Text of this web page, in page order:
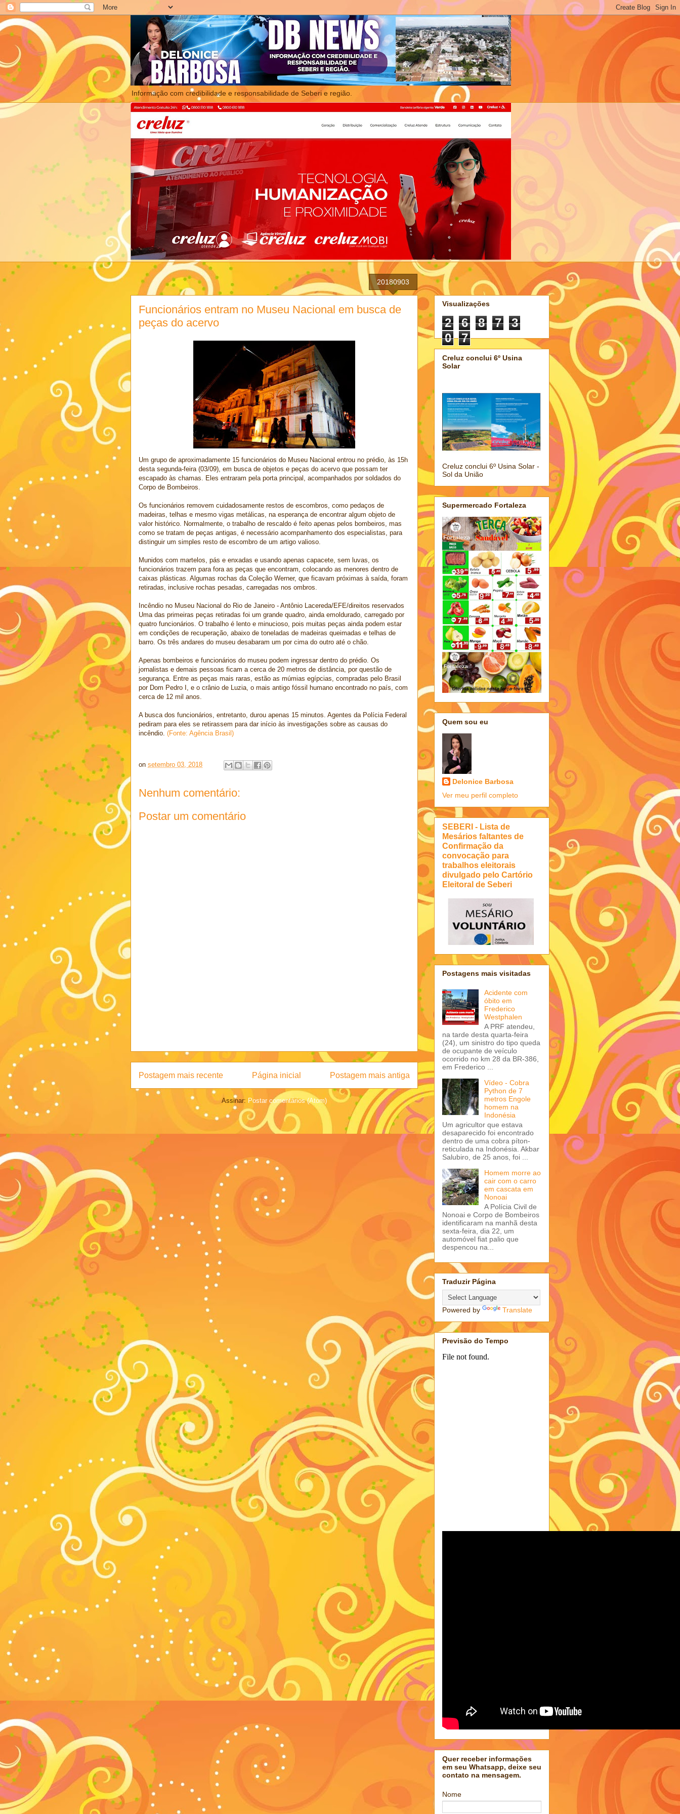
Informação com credibilidade e responsabilidade de Seberi e região.
20180903
Funcionários entram no Museu Nacional em busca de
peças do acervo
Um grupo de aproximadamente 15 funcionários do Museu Nacional entrou no prédio, às 15h
desta segunda-feira (03/09), em busca de objetos e peças do acervo que possam ter
escapado às chamas. Eles entraram pela porta principal, acompanhados por soldados do
Corpo de Bombeiros.
Os funcionários removem cuidadosamente restos de escombros, como pedaços de
madeiras, telhas e mesmo vigas metálicas, na esperança de encontrar algum objeto de
valor histórico. Normalmente, o trabalho de rescaldo é feito apenas pelos bombeiros, mas
como se tratam de peças antigas, é necessário acompanhamento dos especialistas, para
distinguir um simples resto de escombro de um artigo valioso.
Munidos com martelos, pás e enxadas e usando apenas capacete, sem luvas, os
funcionários trazem para fora as peças que encontram, colocando as menores dentro de
caixas plásticas. Algumas rochas da Coleção Werner, que ficavam próximas à saída, foram
retiradas, inclusive rochas pesadas, carregadas nos ombros.
Incêndio no Museu Nacional do Rio de Janeiro - Antônio Lacereda/EFE/direitos reservados
Uma das primeiras peças retiradas foi um grande quadro, ainda emoldurado, carregado por
quatro funcionários. O trabalho é lento e minucioso, pois muitas peças ainda podem estar
em condições de recuperação, abaixo de toneladas de madeiras queimadas e telhas de
barro. Os três andares do museu desabaram um por cima do outro até o chão.
Apenas bombeiros e funcionários do museu podem ingressar dentro do prédio. Os
jornalistas e demais pessoas ficam a cerca de 20 metros de distância, por questão de
segurança. Entre as peças mais raras, estão as múmias egípcias, compradas pelo Brasil
por Dom Pedro I, e o crânio de Luzia, o mais antigo fóssil humano encontrado no país, com
cerca de 12 mil anos.
A busca dos funcionários, entretanto, durou apenas 15 minutos. Agentes da Polícia Federal
pediram para eles se retirassem para dar início às investigações sobre as causas do
incêndio. (Fonte: Agência Brasil)
on setembro 03, 2018
Nenhum comentário:
Postar um comentário
Postagem mais recente Postagem mais antiga
Página inicial
Assinar: Postar comentários (Atom)
Visualizações
2 6 8 7
3
0
7
Creluz conclui 6º Usina
Solar
Creluz conclui 6º Usina Solar -
Sol da União
Supermercado Fortaleza
Quem sou eu
Delonice Barbosa
Ver meu perfil completo
SEBERI - Lista de
Mesários faltantes de
Confirmação da
convocação para
trabalhos eleitorais
divulgado pelo Cartório
Eleitoral de Seberi
Postagens mais visitadas
Acidente com
óbito em
Frederico
Westphalen
A PRF atendeu,
na tarde desta quarta-feira
(24), um sinistro do tipo queda
de ocupante de veículo
ocorrido no km 28 da BR-386,
em Frederico ...
Vídeo - Cobra
Python de 7
metros Engole
homem na
Indonésia
Um agricultor que estava
desaparecido foi encontrado
dentro de uma cobra píton-
reticulada na Indonésia. Akbar
Salubiro, de 25 anos, foi ...
Homem morre ao
cair com o carro
em cascata em
Nonoai
A Polícia Civil de
Nonoai e Corpo de Bombeiros
identificaram na manhã desta
sexta-feira, dia 22, um
automóvel fiat palio que
despencou na...
Traduzir Página
Powered by Translate
Previsão do Tempo
Quer receber informações
em seu Whatsapp, deixe seu
contato na mensagem.
Nome